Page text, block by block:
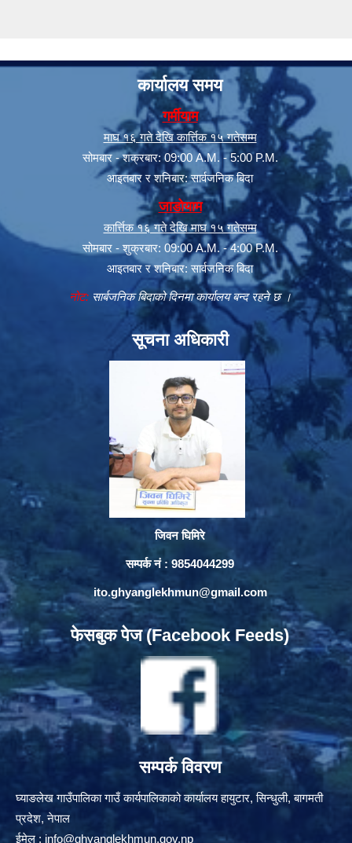
कार्यालय समय
गर्मीयाम
माघ १६ गते देखि कार्त्तिक १५ गतेसम्म
सोमबार - शक्रबार: 09:00 A.M. - 5:00 P.M.
आइतबार र शनिबार: सार्वजनिक बिदा
जाडोयाम
कार्त्तिक १६ गते देखि माघ १५ गतेसम्म
सोमबार - शुक्रबार: 09:00 A.M. - 4:00 P.M.
आइतबार र शनिबार: सार्वजनिक बिदा
नोट:सार्बजनिक बिदाको दिनमा कार्यालय बन्द रहने छ ।
सूचना अधिकारी
जिवन घिमिरे
सम्पर्क नं : 9854044299
ito.ghyanglekhmun@gmail.com
फेसबुक पेज (Facebook Feeds)
सम्पर्क विवरण
घ्याङलेख गाउँपालिका गाउँ कार्यपालिकाको कार्यालय हायुटार, सिन्धुली, बागमती
प्रदेश, नेपाल
ईमेल : info@ghyanglekhmun.gov.np